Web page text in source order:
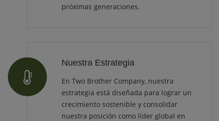
próximas generaciones.
Nuestra Estrategia
En Two Brother Company, nuestra
estrategia está diseñada para lograr un
crecimiento sostenible y consolidar
nuestra posición como líder global en